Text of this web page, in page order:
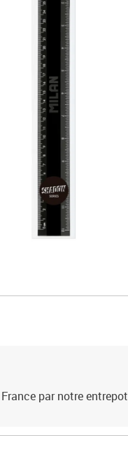
par notre